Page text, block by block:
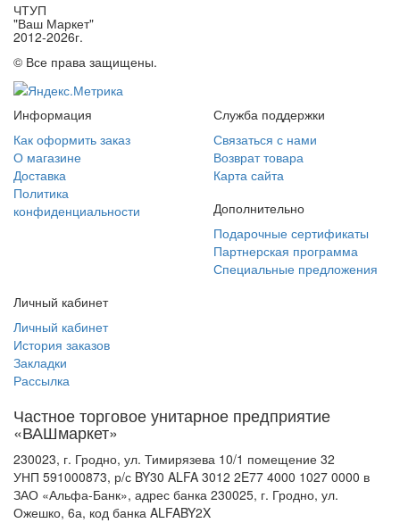
ЧТУП
"Ваш Маркет"
2012-2026г.
© Все права защищены.
Информация
Как оформить заказ
О магазине
Доставка
Политика
конфиденциальности
Служба поддержки
Связаться с нами
Возврат товара
Карта сайта
Дополнительно
Подарочные сертификаты
Партнерская программа
Специальные предложения
Личный кабинет
Личный кабинет
История заказов
Закладки
Рассылка
Частное торговое унитарное предприятие
«ВАШмаркет»
230023, г. Гродно, ул. Тимирязева 10/1 помещение 32
УНП 591000873, р/с BY30 ALFA 3012 2E77 4000 1027 0000 в
ЗАО «Альфа-Банк», адрес банка 230025, г. Гродно, ул.
Ожешко, 6а, код банка ALFABY2X